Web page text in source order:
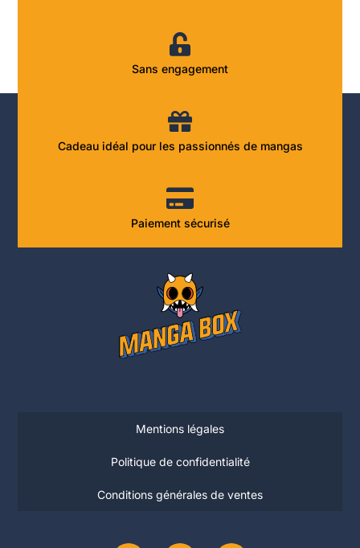
Sans engagement
Cadeau idéal pour les passionnés de mangas
Paiement sécurisé
Mentions légales
Politique de confidentialité
Conditions générales de ventes